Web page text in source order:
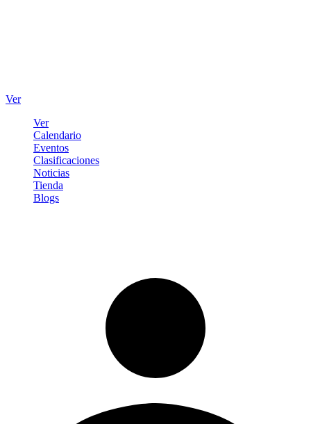
Ver
Ver
Calendario
Eventos
Clasificaciones
Noticias
Tienda
Blogs